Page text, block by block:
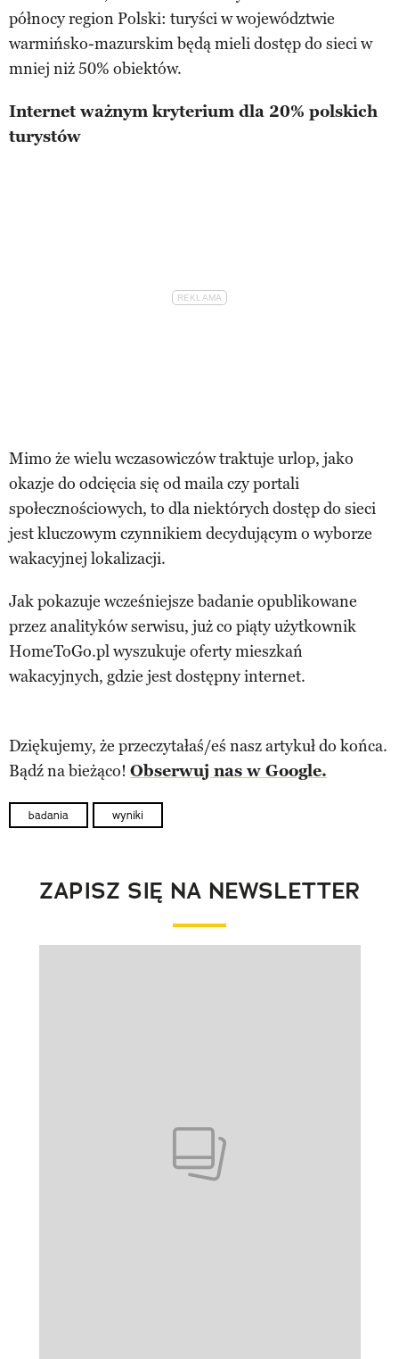
północy region Polski: turyści w województwie
warmińsko-mazurskim będą mieli dostęp do sieci w
mniej niż 50% obiektów.
Internet ważnym kryterium dla 20% polskich
turystów
Mimo że wielu wczasowiczów traktuje urlop, jako
okazje do odcięcia się od maila czy portali
społecznościowych, to dla niektórych dostęp do sieci
jest kluczowym czynnikiem decydującym o wyborze
wakacyjnej lokalizacji.
Jak pokazuje wcześniejsze badanie opublikowane
przez analityków serwisu, już co piąty użytkownik
HomeToGo.pl wyszukuje oferty mieszkań
wakacyjnych, gdzie jest dostępny internet.
Dziękujemy, że przeczytałaś/eś nasz artykuł do końca.
Bądź na bieżąco! Obserwuj nas w Google.
badania wyniki
ZAPISZ SIĘ NA NEWSLETTER